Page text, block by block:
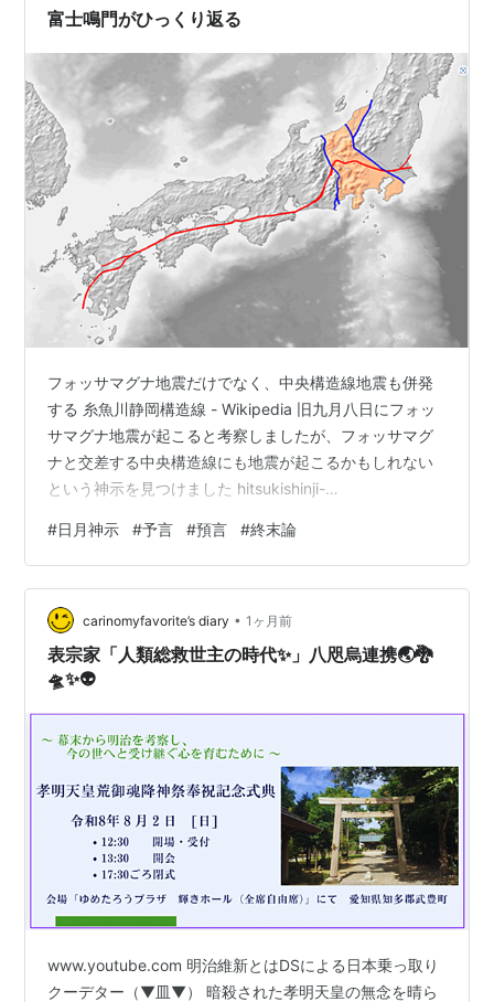
富士鳴門がひっくり返る
フォッサマグナ地震だけでなく、中央構造線地震も併発
する 糸魚川静岡構造線 - Wikipedia 旧九月八日にフォッ
サマグナ地震が起こると考察しましたが、フォッサマグ
ナと交差する中央構造線にも地震が起こるかもしれない
という神示を見つけました hitsukishinji-
の大掃除一応やんだと安堵する。 この時、富士鳴門がひ
っくり返るぞ、 早う改心してくれよ。 「富士と鳴門がひ
っくり返る」 フォッサマグナ(富士/静岡構造線)だけでな
く、中央構造線地震(鳴門)にも災害が起こる、と読めます
hitsukishinji-kous…
#日月神示 #予言 #預言 #終末論
carinomyfavorite’s diary • 1ヶ月前
表宗家「人類総救世主の時代✨」八咫烏連携🌏🐉
🛸✨👽
www.youtube.com 明治維新とはDSによる日本乗っ取り
クーデター（▼皿▼） 暗殺された孝明天皇の無念を晴ら